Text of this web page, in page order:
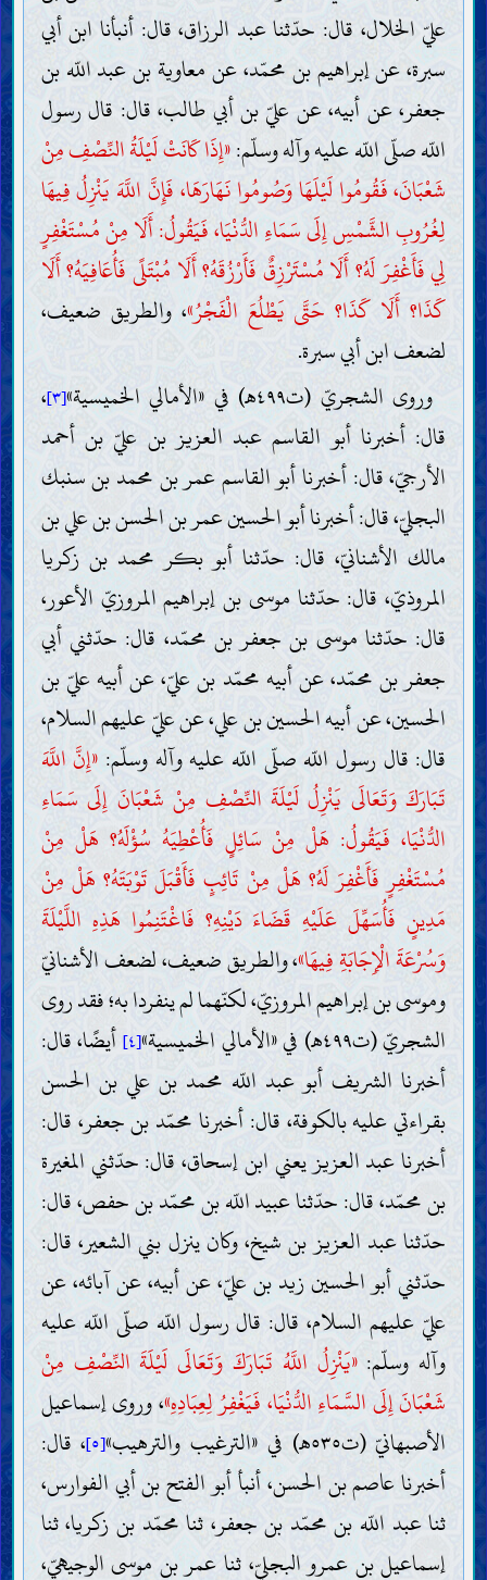
عليّ الخلال، قال: حدّثنا عبد الرزاق، قال: أنبأنا ابن أبي
سبرة، عن إبراهيم بن محمّد، عن معاوية بن عبد اللّه بن
جعفر، عن أبيه، عن عليّ بن أبي طالب، قال: قال رسول
اللّه صلّى اللّه عليه وآله وسلّم:«إِذَا كَانَتْ لَيْلَةُ النِّصْفِ مِنْ
شَعْبَانَ، فَقُومُوا لَيْلَهَا وَصُومُوا نَهَارَهَا، فَإِنَّ اللَّهَ يَنْزِلُ فِيهَا
لِغُرُوبِ الشَّمْسِ إِلَى سَمَاءِ الدُّنْيَا، فَيَقُولُ: أَلَا مِنْ مُسْتَغْفِرٍ
لِي فَأَغْفِرَ لَهُ؟ أَلَا مُسْتَرْزِقٌ فَأَرْزُقَهُ؟ أَلَا مُبْتَلًى فَأُعَافِيَهُ؟ أَلَا
كَذَا؟ أَلَا كَذَا؟ حَتَّى يَطْلُعَ الْفَجْرُ»، والطريق ضعيف،
لضعف ابن أبي سبرة.
وروى الشجريّ (ت٤٩٩هـ) في «الأمالي الخميسية»
[٣] ،
قال: أخبرنا أبو القاسم عبد العزيز بن عليّ بن أحمد
الأرجيّ، قال: أخبرنا أبو القاسم عمر بن محمد بن سنبك
البجليّ، قال: أخبرنا أبو الحسين عمر بن الحسن بن علي بن
مالك الأشنانيّ، قال: حدّثنا أبو بكر محمد بن زكريا
المروذيّ، قال: حدّثنا موسى بن إبراهيم المروزيّ الأعور،
قال: حدّثنا موسى بن جعفر بن محمّد، قال: حدّثني أبي
جعفر بن محمّد، عن أبيه محمّد بن عليّ، عن أبيه عليّ بن
الحسين، عن أبيه الحسين بن علي، عن عليّ عليهم السلام،
قال: قال رسول اللّه صلّى اللّه عليه وآله وسلّم: «إِنَّ اللَّهَ
تَبَارَكَ وَتَعَالَى يَنْزِلُ لَيْلَةَ النِّصْفِ مِنْ شَعْبَانَ إِلَى سَمَاءِ
الدُّنْيَا، فَيَقُولُ: هَلْ مِنْ سَائِلٍ فَأُعْطِيَهُ سُؤْلَهُ؟ هَلْ مِنْ
مُسْتَغْفِرٍ فَأَغْفِرَ لَهُ؟ هَلْ مِنْ تَائِبٍ فَأَقْبَلَ تَوْبَتَهُ؟ هَلْ مِنْ
مَدِينٍ فَأُسَهِّلَ عَلَيْهِ قَضَاءَ دَيْنِهِ؟ فَاغْتَنِمُوا هَذِهِ اللَّيْلَةَ
وَسُرْعَةَ الْإِجَابَةِ فِيهَا»، والطريق ضعيف، لضعف الأشنانيّ
وموسى بن إبراهيم المروزيّ، لكنّهما لم ينفردا به؛ فقد روى
الشجريّ (ت٤٩٩هـ) في «الأمالي الخميسية»
[٤] أيضًا، قال:
أخبرنا الشريف أبو عبد اللّه محمد بن علي بن الحسن
بقراءتي عليه بالكوفة، قال: أخبرنا محمّد بن جعفر، قال:
أخبرنا عبد العزيز يعني ابن إسحاق، قال: حدّثني المغيرة
بن محمّد، قال: حدّثنا عبيد اللّه بن محمّد بن حفص، قال:
حدّثنا عبد العزيز بن شيخ، وكان ينزل بني الشعير، قال:
حدّثني أبو الحسين زيد بن عليّ، عن أبيه، عن آبائه، عن
عليّ عليهم السلام، قال: قال رسول اللّه صلّى اللّه عليه
وآله وسلّم:«يَنْزِلُ اللَّهُ تَبَارَكَ وَتَعَالَى لَيْلَةَ النِّصْفِ مِنْ
شَعْبَانَ إِلَى السَّمَاءِ الدُّنْيَا، فَيَغْفِرُ لِعِبَادِهِ»، وروى إسماعيل
الأصبهانيّ (ت٥٣٥هـ) في «الترغيب والترهيب»
[٥] ، قال:
أخبرنا عاصم بن الحسن، أنبأ أبو الفتح بن أبي الفوارس،
ثنا عبد اللّه بن محمّد بن جعفر، ثنا محمّد بن زكريا، ثنا
إسماعيل بن عمرو البجليّ، ثنا عمر بن موسى الوجيهيّ،